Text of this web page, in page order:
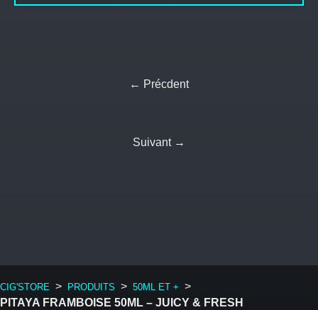
← Précdent
Suivant →
CIG'STORE > PRODUITS > 50ML ET + >
PITAYA FRAMBOISE 50ML – JUICY & FRESH